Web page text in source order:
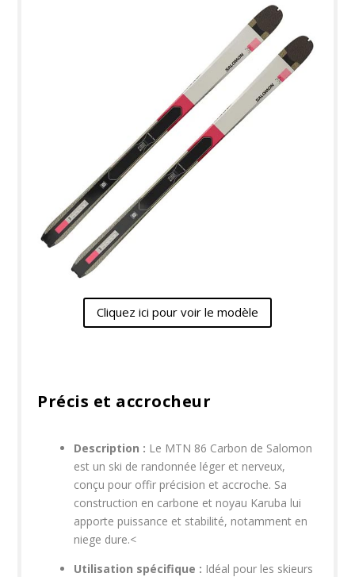
Cliquez ici pour voir le modèle
Précis et accrocheur​
Description : Le MTN 86 Carbon de Salomon
est un ski de randonnée léger et nerveux,
conçu pour offir précision et accroche. Sa
construction en carbone et noyau Karuba lui
apporte puissance et stabilité, notamment en
niege dure.<
Utilisation spécifique : Idéal pour les skieurs